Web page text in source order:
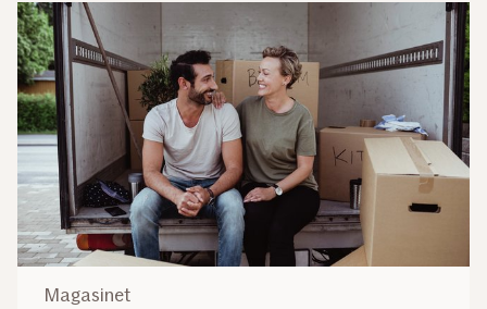
Magasinet